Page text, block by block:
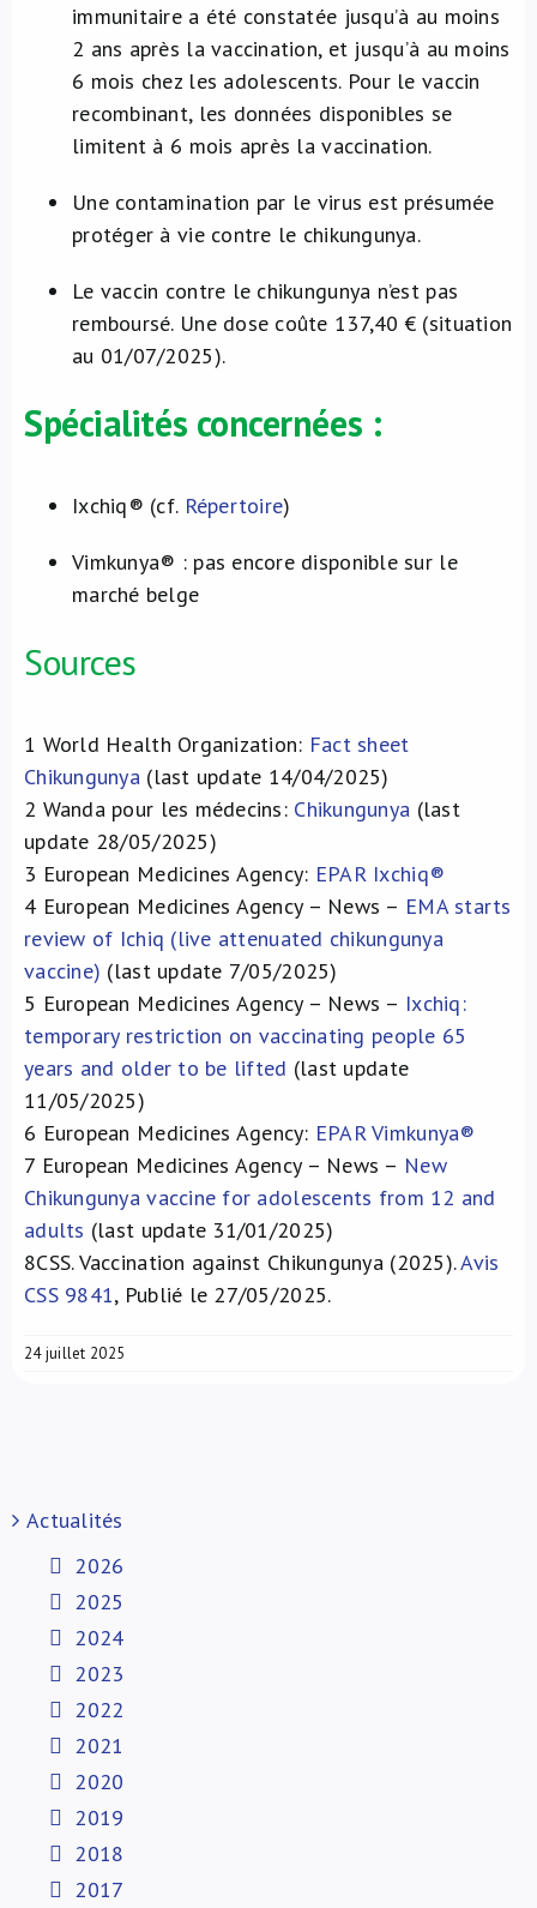
immunitaire a été constatée jusqu’à au moins
2 ans après la vaccination, et jusqu’à au moins
6 mois chez les adolescents. Pour le vaccin
recombinant, les données disponibles se
limitent à 6 mois après la vaccination.
Une contamination par le virus est présumée
protéger à vie contre le chikungunya.
Le vaccin contre le chikungunya n’est pas
remboursé. Une dose coûte 137,40 € (situation
au 01/07/2025).
Spécialités concernées :
Ixchiq® (cf. Répertoire)
Vimkunya® : pas encore disponible sur le
marché belge
Sources
1 World Health Organization: Fact sheet
Chikungunya(last update 14/04/2025)
2 Wanda pour les médecins: Chikungunya (last
update 28/05/2025)
3 European Medicines Agency: EPAR Ixchiq®
4 European Medicines Agency – News – EMA starts
review of Ichiq (live attenuated chikungunya
vaccine) (last update 7/05/2025)
5 European Medicines Agency – News – Ixchiq:
temporary restriction on vaccinating people 65
years and older to be lifted (last update
11/05/2025)
6 European Medicines Agency: EPAR Vimkunya®
7 European Medicines Agency – News – New
Chikungunya vaccine for adolescents from 12 and
adults (last update 31/01/2025)
8CSS. Vaccination against Chikungunya (2025).Avis
CSS 9841, Publié le 27/05/2025.
24 juillet 2025
Actualités
2026
2025
2024
2023
2022
2021
2020
2019
2018
2017